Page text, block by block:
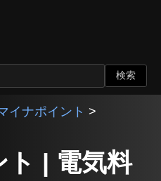
イナポイント >
ト | 電気料